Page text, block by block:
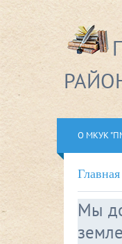
О МКУК
Главная
Мы